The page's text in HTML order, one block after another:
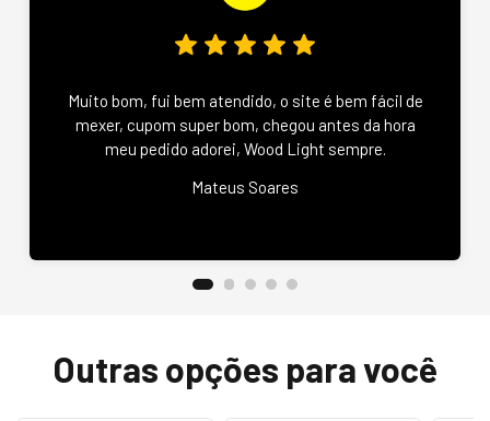
Muito bom, fui bem atendido, o site é bem fácil de
mexer, cupom super bom, chegou antes da hora
meu pedido adorei, Wood Light sempre.
Mateus Soares
Outras opções para você